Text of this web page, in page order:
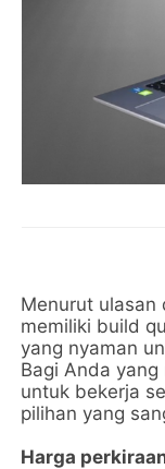
Menurut ulasan
memiliki build
yang nyaman
Bagi Anda
untuk bekerja
pilihan yang
Harga